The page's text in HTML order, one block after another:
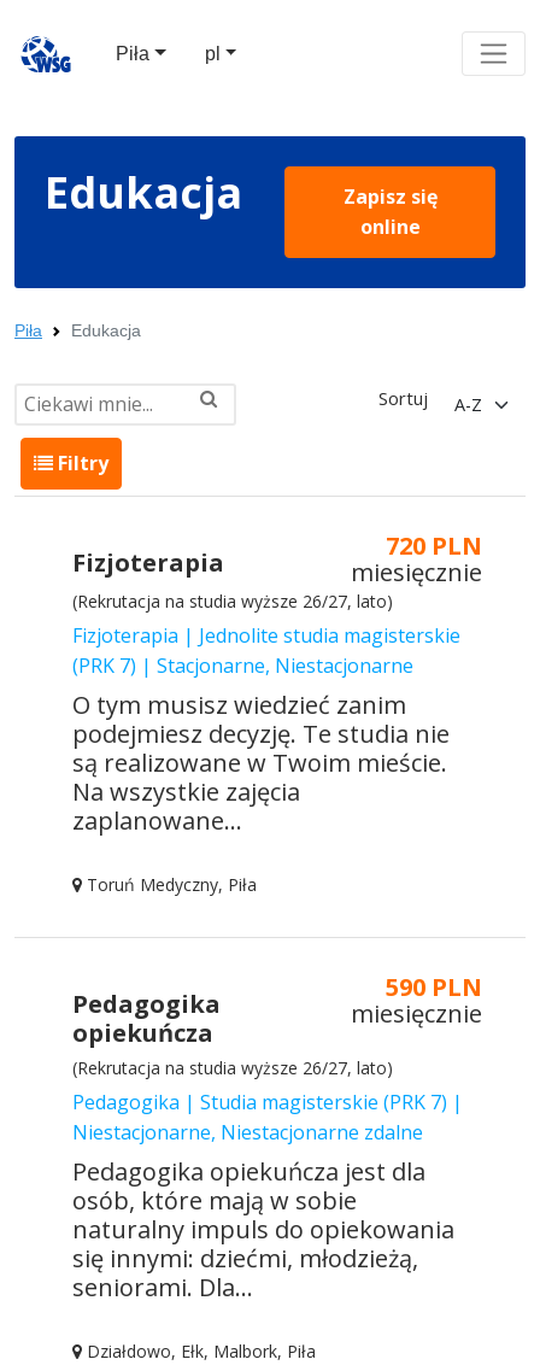
Piła pl
Edukacja
Zapisz się
online
Piła Edukacja
Filtry
Sortuj
Fizjoterapia
720 PLN
miesięcznie
(Rekrutacja na studia wyższe 26/27, lato)
Fizjoterapia | Jednolite studia magisterskie
(PRK 7) | Stacjonarne, Niestacjonarne
O tym musisz wiedzieć zanim
podejmiesz decyzję. Te studia nie
są realizowane w Twoim mieście.
Na wszystkie zajęcia
zaplanowane...
Toruń Medyczny, Piła
Pedagogika
opiekuńcza
590 PLN
miesięcznie
(Rekrutacja na studia wyższe 26/27, lato)
Pedagogika | Studia magisterskie (PRK 7) |
Niestacjonarne, Niestacjonarne zdalne
Pedagogika opiekuńcza jest dla
osób, które mają w sobie
naturalny impuls do opiekowania
się innymi: dziećmi, młodzieżą,
seniorami. Dla...
Działdowo, Ełk, Malbork, Piła